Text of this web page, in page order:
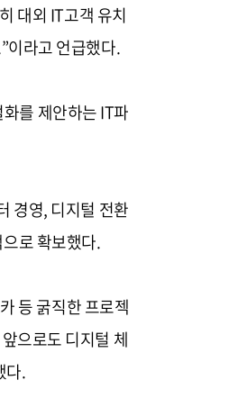
대외 IT고객 유치
이라고 언급했다.
를 제안하는 IT파
경영, 디지털 전환
로 확보했다.
등 굵직한 프로젝
으로도 디지털 체
다.